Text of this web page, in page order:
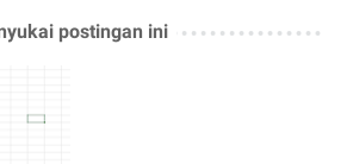
postingan ini